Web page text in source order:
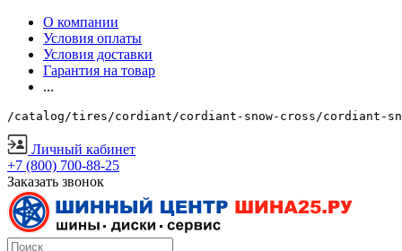
О компании
Условия оплаты
Условия доставки
Гарантия на товар
...
/catalog/tires/cordiant/cordiant-snow-cross/cordiant-
Личный кабинет
+7 (800) 700-88-25
Заказать звонок